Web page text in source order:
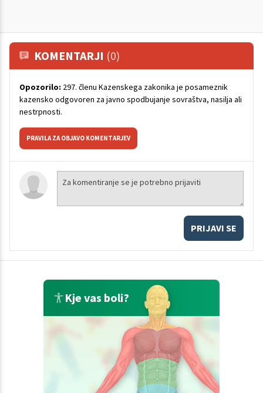
KOMENTARJI (0)
Opozorilo: 297. členu Kazenskega zakonika je posameznik
kazensko odgovoren za javno spodbujanje sovraštva, nasilja ali
nestrpnosti.
PRAVILA ZA OBJAVO KOMENTARJEV
PRIJAVI SE
Kje vas boli?